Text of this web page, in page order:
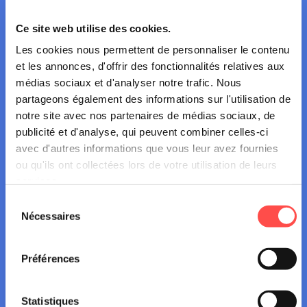
Ce site web utilise des cookies.
Les cookies nous permettent de personnaliser le contenu
et les annonces, d'offrir des fonctionnalités relatives aux
médias sociaux et d'analyser notre trafic. Nous
partageons également des informations sur l'utilisation de
notre site avec nos partenaires de médias sociaux, de
publicité et d'analyse, qui peuvent combiner celles-ci
avec d'autres informations que vous leur avez fournies
ou qu'ils ont collectées lors de votre utilisation de leurs
Nécessaires
Préférences
Statistiques
Que dit la loi ?
Concernant l’état du véhicule
Concernant l'équipement
Concernant le permis
Concernant les assurances
obligatoirement souscrire une
Concernant l'immatriculation
Concernant les passagers